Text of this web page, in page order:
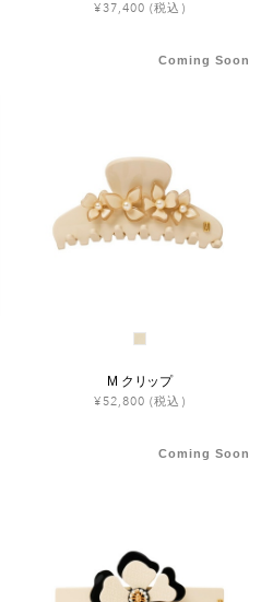
¥37,400 (税込)
Coming Soon
M クリップ
¥52,800 (税込)
Coming Soon